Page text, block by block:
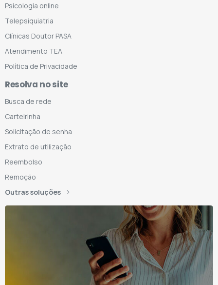
Psicologia online
Telepsiquiatria
Clínicas Doutor PASA
Atendimento TEA
Política de Privacidade
Resolva no site
Busca de rede
Carteirinha
Solicitação de senha
Extrato de utilização
Reembolso
Remoção
Outras soluções
no seu